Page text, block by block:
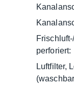
perforiert:
Luftfilter,